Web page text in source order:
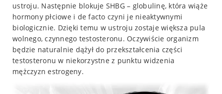
ustroju. Następnie blokuje SHBG – globulinę, która wiąże
hormony płciowe i de facto czyni je nieaktywnymi
biologicznie. Dzięki temu w ustroju zostaje większa pula
wolnego, czynnego testosteronu. Oczywiście organizm
będzie naturalnie dążył do przekształcenia części
testosteronu w niekorzystne z punktu widzenia
mężczyzn estrogeny.